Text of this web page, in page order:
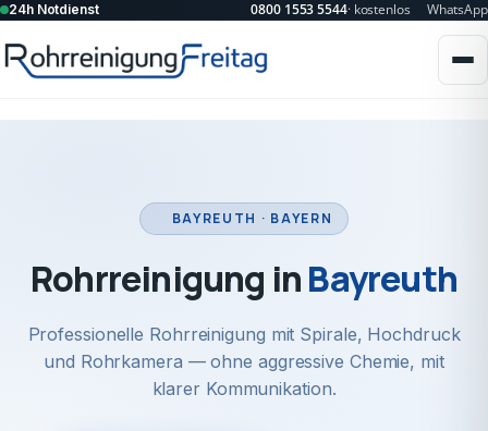
24h Notdienst 0800 1553 5544· kostenlos WhatsApp
BAYREUTH · BAYERN
Rohrreinigung inBayreuth
Professionelle Rohrreinigung mit Spirale, Hochdruck
und Rohrkamera — ohne aggressive Chemie, mit
klarer Kommunikation.